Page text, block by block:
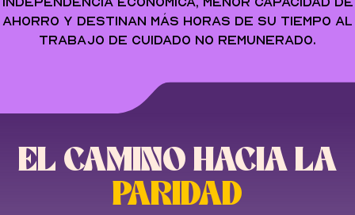
ahorro y destinan más horas de su tiempo al
trabajo de cuidado no remunerado.
EL CAMINO HACIA LA
PARIDAD